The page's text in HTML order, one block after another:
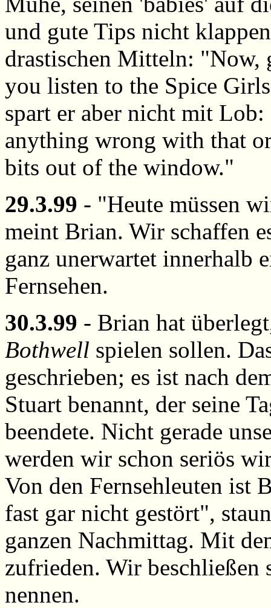
und gute Tips nicht
drastischen Mitteln:
you listen to the Spice
spart er aber nicht mit
anything wrong with that
bits out of the window."
29.3.99 - "Heute müssen
meint Brian. Wir schaffen
ganz unerwartet innerhalb
Fernsehen.
30.3.99 - Brian hat
Bothwell spielen sollen.
geschrieben; es ist nach
Stuart benannt, der seine
beendete. Nicht gerade
werden wir schon seriös
Von den Fernsehleuten ist
fast gar nicht gestört",
ganzen Nachmittag. Mit
zufrieden. Wir
nennen.